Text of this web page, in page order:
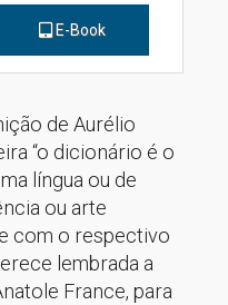
E-Book
de Aurélio
“o dicionário é o
língua ou de
ou arte
com o respectivo
lembrada a
France, para